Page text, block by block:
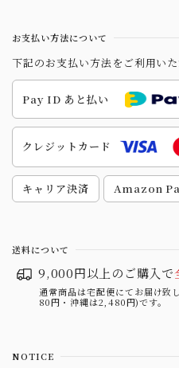
お支払い方法について
下記のお支払い方法をご利用いた
Pay ID あと払い
クレジットカード
キャリア決済 Amazon
送料について
9,000円以上のご購入で
通常商品は宅配便にてお届け致
80円・沖縄は2,480円)です。
NOTICE